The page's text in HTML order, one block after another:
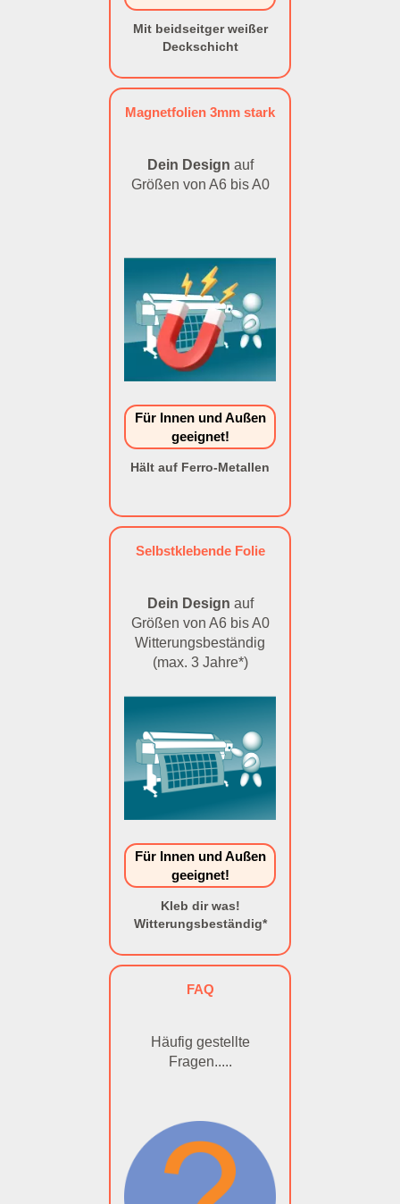
Mit beidseitger weißer
Deckschicht
Magnetfolien 3mm stark
Dein Design auf
Größen von A6 bis A0
Für Innen und Außen
geeignet!
Hält auf Ferro-Metallen
Selbstklebende Folie
Dein Design auf
Größen von A6 bis A0
Witterungsbeständig
(max. 3 Jahre*)
Für Innen und Außen
geeignet!
Kleb dir was!
Witterungsbeständig*
FAQ
Häufig gestellte
Fragen.....